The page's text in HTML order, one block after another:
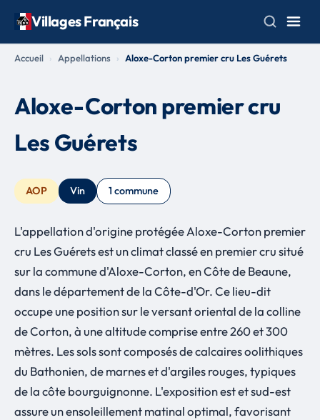
Villages Français
Accueil Appellations Aloxe-Corton premier cru Les Guérets
Aloxe-Corton premier cru
Les Guérets
AOP Vin 1 commune
L'appellation d'origine protégée Aloxe-Corton premier
cru Les Guérets est un climat classé en premier cru situé
sur la commune d'Aloxe-Corton, en Côte de Beaune,
dans le département de la Côte-d'Or. Ce lieu-dit
occupe une position sur le versant oriental de la colline
de Corton, à une altitude comprise entre 260 et 300
mètres. Les sols sont composés de calcaires oolithiques
du Bathonien, de marnes et d'argiles rouges, typiques
de la côte bourguignonne. L'exposition est et sud-est
assure un ensoleillement matinal optimal, favorisant